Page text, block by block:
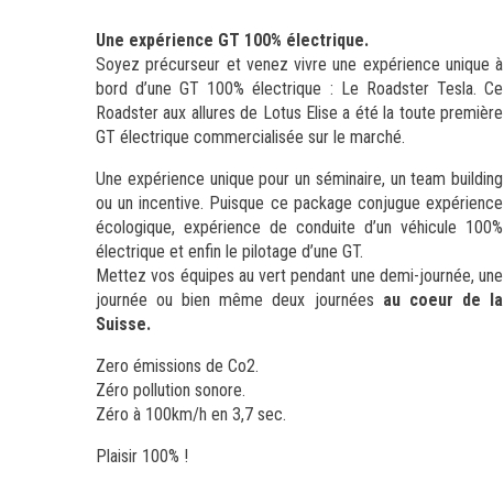
Une expérience GT 100% électrique.
Soyez précurseur et venez vivre une expérience unique à
bord d’une GT 100% électrique : Le Roadster Tesla. Ce
Roadster aux allures de Lotus Elise a été la toute première
GT électrique commercialisée sur le marché.
Une expérience unique pour un séminaire, un team building
ou un incentive. Puisque ce package conjugue expérience
écologique, expérience de conduite d’un véhicule 100%
électrique et enfin le pilotage d’une GT.
Mettez vos équipes au vert pendant une demi-journée, une
journée ou bien même deux journées au coeur de la
Suisse.
Zero émissions de Co2.
Zéro pollution sonore.
Zéro à 100km/h en 3,7 sec.
Plaisir 100% !